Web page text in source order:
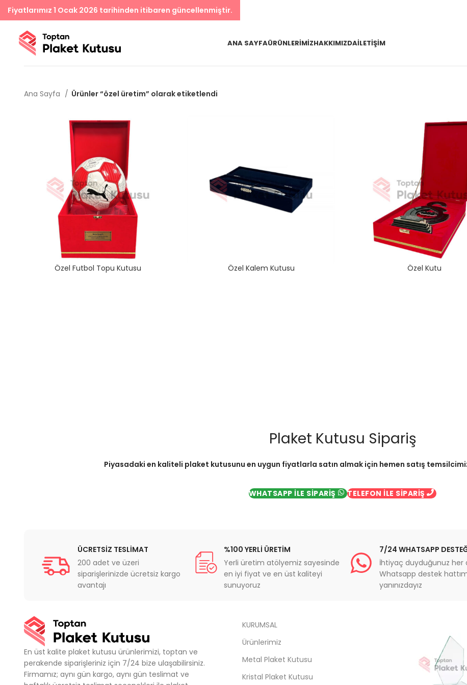
ANA SAYFAÜRÜNLERIMIZHAKKIMIZDAİLETIŞIM
Ana Sayfa Ürünler “özel üretim” olarak etiketlendi
Özel Futbol Topu Kutusu Özel Kalem Kutusu Özel Kutu
Plaket Kutusu Sipariş
Piyasadaki en kaliteli plaket kutusunu en uygun fiyatlarla satın almak için hemen satış
WHATSAPP İLE SİPARİŞ TELEFON İLE SİPARİŞ
ÜCRETSİZ TESLİMAT
200 adet ve üzeri
siparişlerinizde ücretsiz kargo
avantajı
%100 YERLİ ÜRETİM
Yerli üretim atölyemiz sayesinde
en iyi fiyat ve en üst kaliteyi
sunuyoruz
7/24 WHATSAPP
İhtiyaç duyduğunuz her
Whatsapp destek
yanınızdayız
En üst kalite plaket kutusu ürünlerimizi, toptan ve
perakende siparişleriniz için 7/24 bize ulaşabilirsiniz.
Firmamız; aynı gün kargo, aynı gün teslimat ve
KURUMSAL
Ürünlerimiz
Metal Plaket Kutusu
Kristal Plaket Kutusu
Fiyatlarımız 1 Ocak 2026 tarihinden itibaren güncellenmiştir.